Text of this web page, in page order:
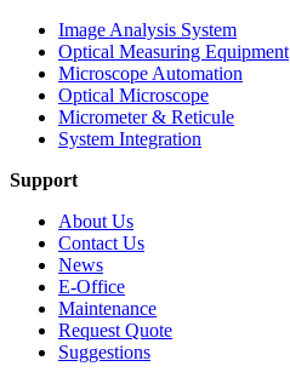
Image Analysis System
Optical Measuring Equipment
Microscope Automation
Optical Microscope
Micrometer & Reticule
System Integration
Support
About Us
Contact Us
News
E-Office
Maintenance
Request Quote
Suggestions